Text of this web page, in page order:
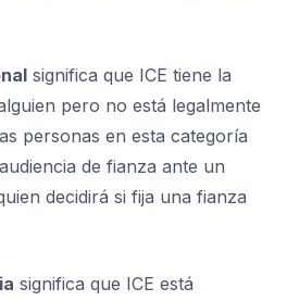
significa que ICE tiene la
pero no está legalmente
personas en esta categoría
de fianza ante un
decidirá si fija una fianza
significa que ICE está